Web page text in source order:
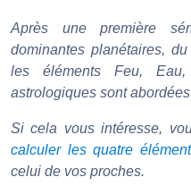
Après une première
dominantes planétaires,
les éléments Feu,
astrologiques sont
Si cela vous intéresse,
calculer les quatre
celui de vos proches.